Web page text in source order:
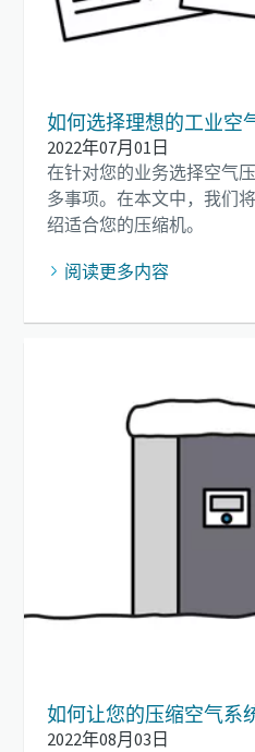
如何选择理想的工业空
2022年07月01日
在针对您的业务选择空气
多事项。在本文中，我们
绍适合您的压缩机。
阅读更多内容
如何让您的压缩空气系
2022年08月03日